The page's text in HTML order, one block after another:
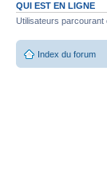
QUI EST EN LIGNE
Utilisateurs parcourant
Index du forum